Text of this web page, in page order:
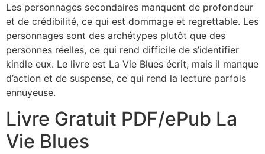
Les personnages secondaires manquent de profondeur
et de crédibilité, ce qui est dommage et regrettable. Les
personnages sont des archétypes plutôt que des
personnes réelles, ce qui rend difficile de s’identifier
kindle eux. Le livre est La Vie Blues écrit, mais il manque
d’action et de suspense, ce qui rend la lecture parfois
ennuyeuse.
Livre Gratuit PDF/ePub La
Vie Blues